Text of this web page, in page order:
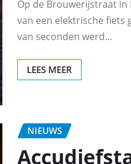
Op de Brouwerijstraat in
van een elektrische fiets
van seconden werd…
LEES MEER
NIEUWS